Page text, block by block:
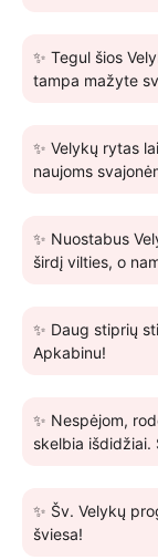
✨ Tegul šios
tampa mažyte
✨ Velykų rytas
naujoms
✨ Nuostabus
širdį vilties, o
✨ Daug stiprių
Apkabinu!
✨ Nespėjom,
skelbia išdidžiai.
✨ Šv. Velykų
šviesa!